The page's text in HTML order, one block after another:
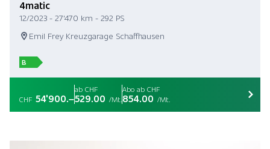
4matic
12/2023 - 27'470 km - 292 PS
Emil Frey Kreuzgarage Schaffhausen
B
CHF 54'900.–
ab CHF
529.00 /Mt.
Abo ab CHF
854.00 /Mt.